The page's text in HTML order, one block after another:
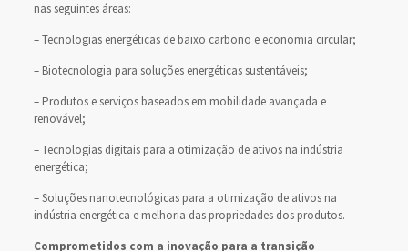
nas seguintes áreas:
– Tecnologias energéticas de baixo carbono e economia circular;
– Biotecnologia para soluções energéticas sustentáveis;
– Produtos e serviços baseados em mobilidade avançada e
renovável;
– Tecnologias digitais para a otimização de ativos na indústria
energética;
– Soluções nanotecnológicas para a otimização de ativos na
indústria energética e melhoria das propriedades dos produtos.
Comprometidos com a inovação para a transição